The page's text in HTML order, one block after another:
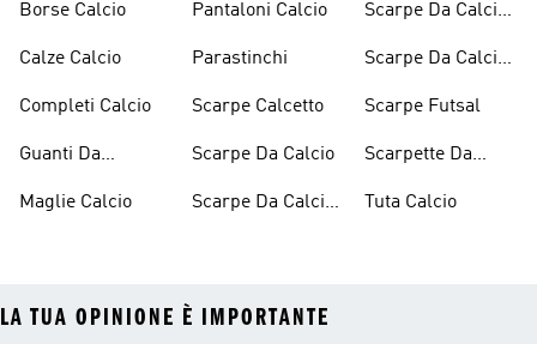
Borse Calcio
Calze Calcio
Completi Calcio
Guanti Da
Maglie Calcio
Pantaloni Calcio
Parastinchi
Scarpe Calcetto
Scarpe Da Calcio
Scarpe Da Calcio
Scarpe Da Calcio
Scarpe Da Calcio
Scarpe Futsal
Scarpette Da
Lacci
Tuta Calcio
LA TUA OPINIONE È IMPORTANTE